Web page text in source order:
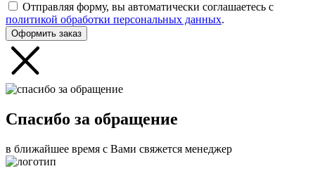
Отправляя форму, вы автоматически соглашаетесь с
политикой обработки персональных данных.
Оформить заказ
Спасибо за обращение
в ближайшее время с Вами свяжется менеджер